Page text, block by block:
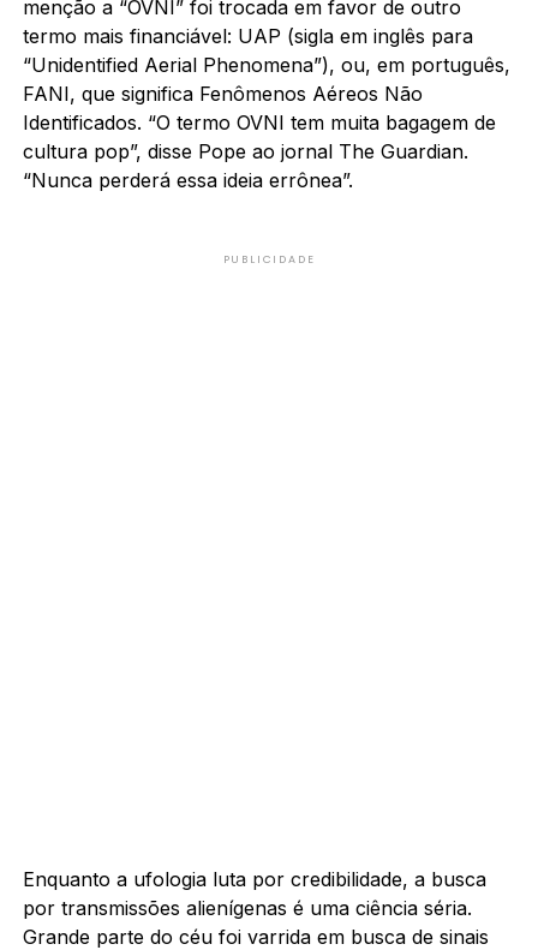
menção a “OVNI” foi trocada em favor de outro
termo mais financiável: UAP (sigla em inglês para
“Unidentified Aerial Phenomena”), ou, em português,
FANI, que significa Fenômenos Aéreos Não
Identificados. “O termo OVNI tem muita bagagem de
cultura pop”, disse Pope ao jornal The Guardian.
“Nunca perderá essa ideia errônea”.
PUBLICIDADE
Enquanto a ufologia luta por credibilidade, a busca
por transmissões alienígenas é uma ciência séria.
Grande parte do céu foi varrida em busca de sinais